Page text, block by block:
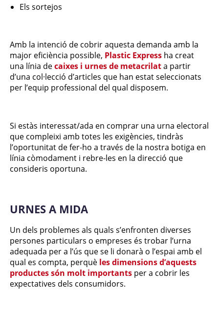
Els sortejos
Amb la intenció de cobrir aquesta demanda amb la
major eficiència possible, Plastic Express ha creat
una línia decaixes i urnes de metacrilata partir
d’una col·lecció d’articles que han estat seleccionats
per l’equip professional del qual disposem.
Si estàs interessat/ada en comprar una urna electoral
que compleixi amb totes les exigències, tindràs
l’oportunitat de fer-ho a través de la nostra botiga en
línia còmodament i rebre-les en la direcció que
consideris oportuna.
URNES A MIDA
Un dels problemes als quals s’enfronten diverses
persones particulars o empreses és trobar l’urna
adequada per a l’ús que se li donarà o l’espai amb el
qual es compta, perquè les dimensions d’aquests
productes són molt importants per a cobrir les
expectatives dels consumidors.